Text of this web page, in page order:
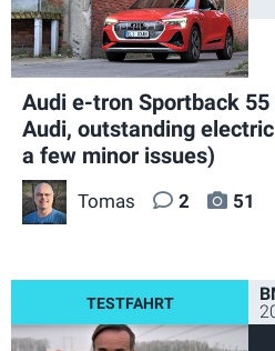
Audi e-tron Sportback
Audi, outstanding
a few minor issues)
Tomas 2 51